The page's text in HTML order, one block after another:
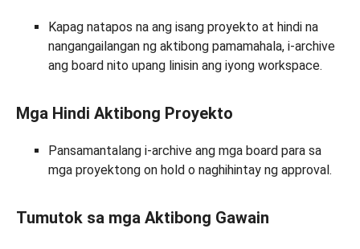
Kapag natapos na ang isang proyekto at hindi na
nangangailangan ng aktibong pamamahala, i-archive
ang board nito upang linisin ang iyong workspace.
Mga Hindi Aktibong Proyekto
Pansamantalang i-archive ang mga board para sa
mga proyektong on hold o naghihintay ng approval.
Tumutok sa mga Aktibong Gawain